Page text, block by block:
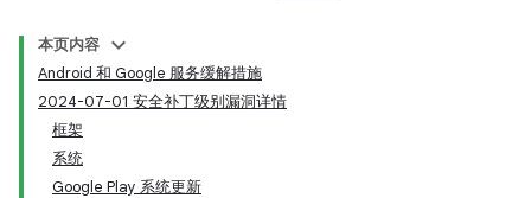
本页内容
Android 和 Google 服务缓解措施
2024-07-01 安全补丁级别漏洞详情
框架
系统
Google Play 系统更新